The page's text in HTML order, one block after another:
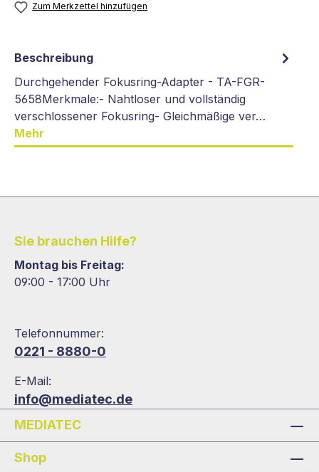
Zum Merkzettel hinzufügen
Beschreibung
Durchgehender Fokusring-Adapter - TA-FGR-
5658Merkmale:- Nahtloser und vollständig
verschlossener Fokusring- Gleichmäßige ver…
Mehr
Sie brauchen Hilfe?
Montag bis Freitag:
09:00 - 17:00 Uhr
Telefonnummer:
0221 - 8880-0
E-Mail:
info@mediatec.de
MEDIATEC
Shop